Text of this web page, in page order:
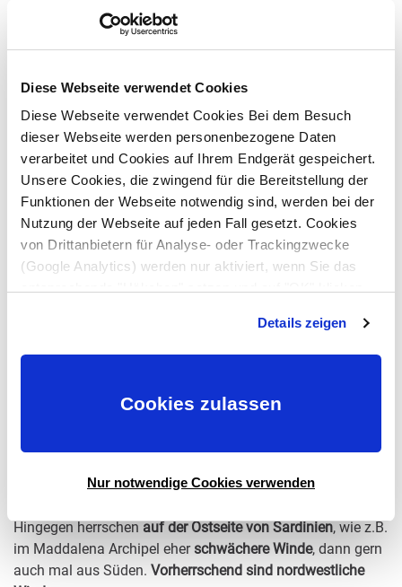
Diese Webseite verwendet Cookies
Diese Webseite verwendet Cookies Bei dem Besuch
dieser Webseite werden personenbezogene Daten
verarbeitet und Cookies auf Ihrem Endgerät gespeichert.
Unsere Cookies, die zwingend für die Bereitstellung der
Funktionen der Webseite notwendig sind, werden bei der
Nutzung der Webseite auf jeden Fall gesetzt. Cookies
von Drittanbietern für Analyse- oder Trackingzwecke
(Google Analytics) werden nur aktiviert, wenn Sie das
Einwilligungserklärung zu widerrufen) erfahren Sie in
unsererDatenschutzerklärung—Impressum.
Details zeigen
Cookies zulassen
Nur notwendige Cookies verwenden
auch mal regnersich.
Eine derbesten Reisezeiten ist der frühe Herbstmit noch
leicht warmen Temperaturen: Wasser- (ca. 20 ° C) und Luft
(ca. 23° C). Aufgrund der etwas nördlicheren Lage ist es
auf und um Sardinien herum etwas kühler, als zum Beispiel
im Vergleich zu Griechenland.
HAUPTWINDE
AN DER KÜSTE SARDINIENS
Vorherrschend ist der Mistral der hauptsächlich an der
Bonifacio verstärkt durch die Düsenwirkung zwischen
Hingegen herrschen auf der Ostseite von Sardinien, wie z.B.
im Maddalena Archipel eherschwächere Winde, dann gern
auch mal aus Süden. Vorherrschend sind nordwestliche